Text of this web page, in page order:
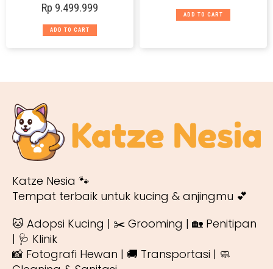
Rp 9.499.999
ADD TO CART
ADD TO CART
Katze Nesia 🐾
Tempat terbaik untuk kucing & anjingmu 💕
🐱 Adopsi Kucing | ✂️ Grooming | 🏡 Penitipan
| 🩺 Klinik
📸 Fotografi Hewan | 🚚 Transportasi | 🧼